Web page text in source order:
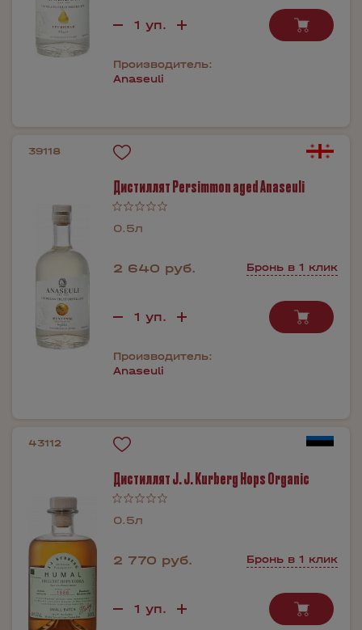
Производитель:
Anaseuli
39118
Дистиллят Persimmon aged Anaseuli
0.5л
2 640 руб. Бронь в 1 клик
Производитель:
Anaseuli
43112
Дистиллят J. J. Kurberg Hops Organic
0.5л
2 770 руб. Бронь в 1 клик